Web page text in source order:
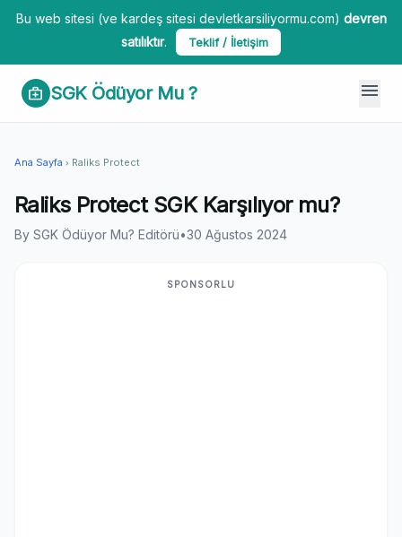
Bu web sitesi (ve kardeş sitesi devletkarsiliyormu.com) devren
satılıktır. Teklif / İletişim
medical_services SGK Ödüyor Mu ? menu
Ana Sayfa chevron_right Raliks Protect
Raliks Protect SGK Karşılıyor mu?
By SGK Ödüyor Mu? Editörü•30 Ağustos 2024
SPONSORLU